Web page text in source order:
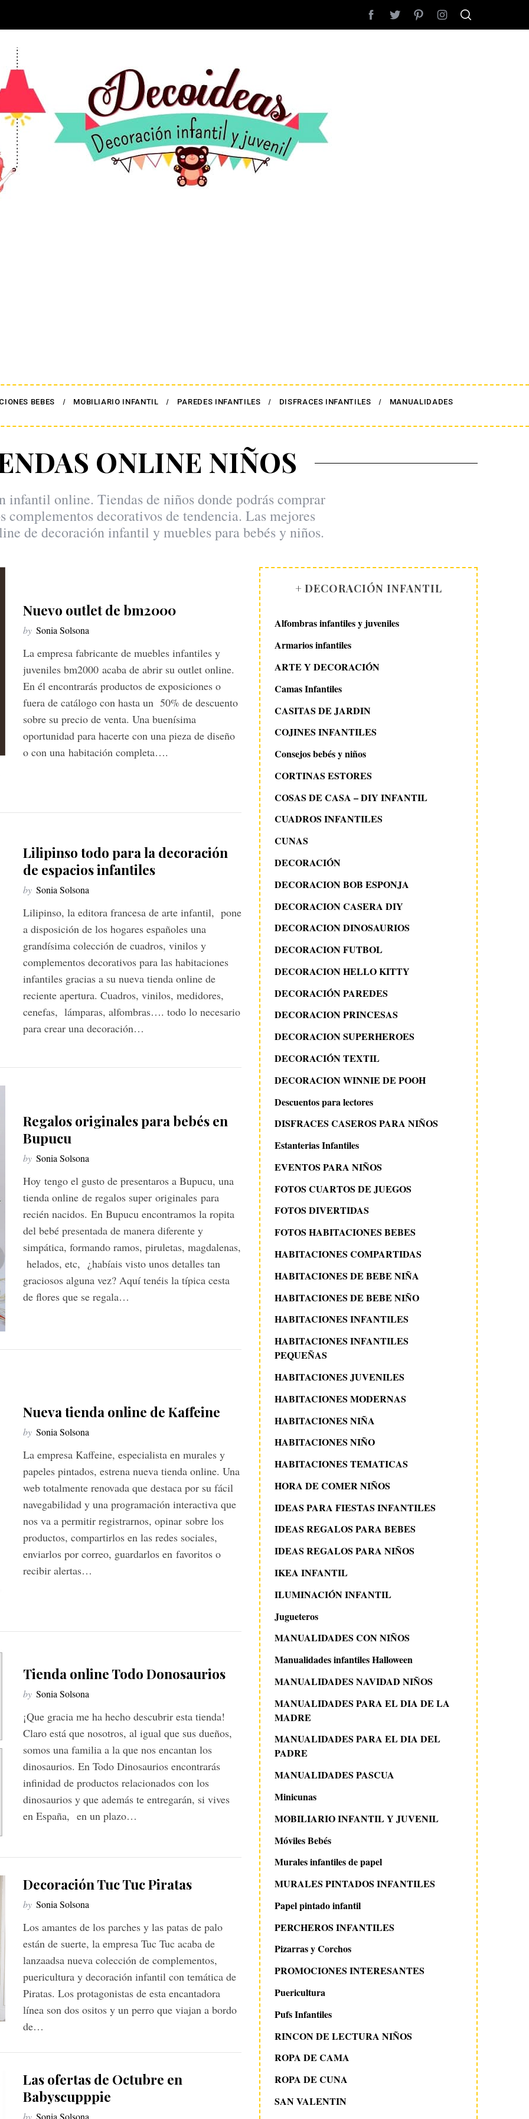
BEBES MOBILIARIO INFANTIL PAREDES INFANTILES DISFRACES INFANTILES MANUALIDADES
ONLINE NIÑOS
infantil online. Tiendas de niños donde podrás comprar
complementos decorativos de tendencia. Las mejores
de decoración infantil y muebles para bebés y niños.
Nuevo outlet de bm2000
by Sonia Solsona
La empresa fabricante de muebles infantiles y
juveniles bm2000 acaba de abrir su outlet online.
En él encontrarás productos de exposiciones o
fuera de catálogo con hasta un 50% de descuento
sobre su precio de venta. Una buenísima
oportunidad para hacerte con una pieza de diseño
o con una habitación completa….
Lilipinso todo para la decoración
de espacios infantiles
by Sonia Solsona
Lilipinso, la editora francesa de arte infantil, pone
a disposición de los hogares españoles una
grandísima colección de cuadros, vinilos y
complementos decorativos para las habitaciones
infantiles gracias a su nueva tienda online de
reciente apertura. Cuadros, vinilos, medidores,
cenefas, lámparas, alfombras…. todo lo necesario
para crear una decoración…
Regalos originales para bebés en
Bupucu
by Sonia Solsona
Hoy tengo el gusto de presentaros a Bupucu, una
tienda online de regalos super originales para
recién nacidos. En Bupucu encontramos la ropita
del bebé presentada de manera diferente y
simpática, formando ramos, piruletas, magdalenas,
helados, etc, ¿habíais visto unos detalles tan
graciosos alguna vez? Aquí tenéis la típica cesta
de flores que se regala…
Nueva tienda online de Kaffeine
by Sonia Solsona
La empresa Kaffeine, especialista en murales y
papeles pintados, estrena nueva tienda online. Una
web totalmente renovada que destaca por su fácil
navegabilidad y una programación interactiva que
nos va a permitir registrarnos, opinar sobre los
productos, compartirlos en las redes sociales,
enviarlos por correo, guardarlos en favoritos o
recibir alertas…
Tienda online Todo Donosaurios
by Sonia Solsona
¡Que gracia me ha hecho descubrir esta tienda!
Claro está que nosotros, al igual que sus dueños,
somos una familia a la que nos encantan los
dinosaurios. En Todo Dinosaurios encontrarás
infinidad de productos relacionados con los
dinosaurios y que además te entregarán, si vives
en España, en un plazo…
Decoración Tuc Tuc Piratas
by Sonia Solsona
Los amantes de los parches y las patas de palo
están de suerte, la empresa Tuc Tuc acaba de
lanzaadsa nueva colección de complementos,
puericultura y decoración infantil con temática de
Piratas. Los protagonistas de esta encantadora
línea son dos ositos y un perro que viajan a bordo
de…
Las ofertas de Octubre en
Babyscupppie
+ DECORACIÓN INFANTIL
Alfombras infantiles y juveniles
Armarios infantiles
ARTE Y DECORACIÓN
Camas Infantiles
CASITAS DE JARDIN
COJINES INFANTILES
Consejos bebés y niños
CORTINAS ESTORES
COSAS DE CASA – DIY INFANTIL
CUADROS INFANTILES
CUNAS
DECORACIÓN
DECORACION BOB ESPONJA
DECORACION CASERA DIY
DECORACION DINOSAURIOS
DECORACION FUTBOL
DECORACION HELLO KITTY
DECORACIÓN PAREDES
DECORACION PRINCESAS
DECORACION SUPERHEROES
DECORACIÓN TEXTIL
DECORACION WINNIE DE POOH
Descuentos para lectores
DISFRACES CASEROS PARA NIÑOS
Estanterias Infantiles
EVENTOS PARA NIÑOS
FOTOS CUARTOS DE JUEGOS
FOTOS DIVERTIDAS
FOTOS HABITACIONES BEBES
HABITACIONES COMPARTIDAS
HABITACIONES DE BEBE NIÑA
HABITACIONES DE BEBE NIÑO
HABITACIONES INFANTILES
HABITACIONES INFANTILES
PEQUEÑAS
HABITACIONES JUVENILES
HABITACIONES MODERNAS
HABITACIONES NIÑA
HABITACIONES NIÑO
HABITACIONES TEMATICAS
HORA DE COMER NIÑOS
IDEAS PARA FIESTAS INFANTILES
IDEAS REGALOS PARA BEBES
IDEAS REGALOS PARA NIÑOS
IKEA INFANTIL
ILUMINACIÓN INFANTIL
Jugueteros
MANUALIDADES CON NIÑOS
Manualidades infantiles Halloween
MANUALIDADES NAVIDAD NIÑOS
MANUALIDADES PARA EL DIA DE LA
MADRE
MANUALIDADES PARA EL DIA DEL
PADRE
MANUALIDADES PASCUA
Minicunas
MOBILIARIO INFANTIL Y JUVENIL
Móviles Bebés
Murales infantiles de papel
MURALES PINTADOS INFANTILES
Papel pintado infantil
PERCHEROS INFANTILES
Pizarras y Corchos
PROMOCIONES INTERESANTES
Puericultura
Pufs Infantiles
RINCON DE LECTURA NIÑOS
ROPA DE CAMA
ROPA DE CUNA
SAN VALENTIN